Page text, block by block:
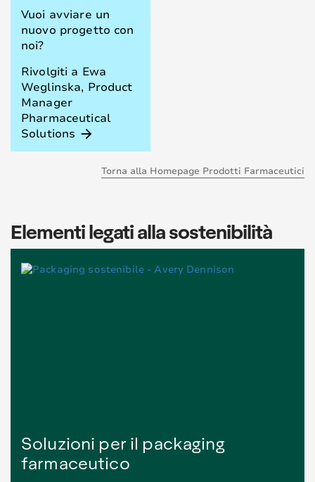
Vuoi avviare un
nuovo progetto con
noi?
Rivolgiti a Ewa
Weglinska, Product
Manager
Pharmaceutical
Solutions arrow_forward
Torna alla Homepage Prodotti Farmaceutici
Elementi legati alla sostenibilità
Soluzioni per il packaging
farmaceutico